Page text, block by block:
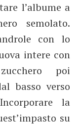
l’albume a
semolato.
con lo
intere con
poi
basso verso
la
su